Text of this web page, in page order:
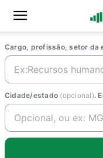
Cargo, profissão, setor da
Cidade/estado (opcional).